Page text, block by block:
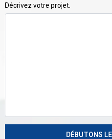
Décrivez votre projet.